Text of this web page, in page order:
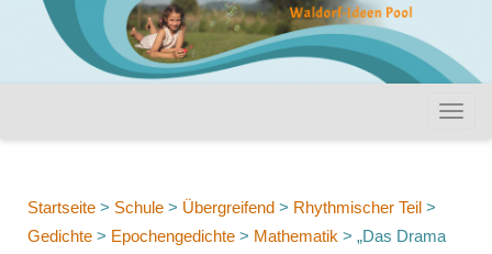
Startseite > Schule > Übergreifend > Rhythmischer Teil >
Gedichte > Epochengedichte > Mathematik > „Das Drama